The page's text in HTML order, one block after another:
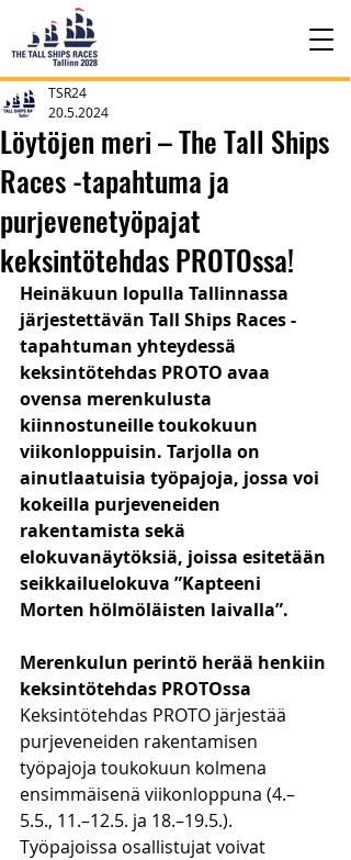
Löytöjen meri – The Tall Ships
Races -tapahtuma ja
purjevenetyöpajat
keksintötehdas PROTOssa!
TSR24
20.5.2024
Heinäkuun lopulla Tallinnassa
järjestettävän Tall Ships Races -
tapahtuman yhteydessä
keksintötehdas PROTO avaa
ovensa merenkulusta
kiinnostuneille toukokuun
viikonloppuisin. Tarjolla on
ainutlaatuisia työpajoja, jossa voi
kokeilla purjeveneiden
rakentamista sekä
elokuvanäytöksiä, joissa esitetään
seikkailuelokuva ”Kapteeni
Morten hölmöläisten laivalla”.
Merenkulun perintö herää henkiin
keksintötehdas PROTOssa
Keksintötehdas PROTO järjestää
purjeveneiden rakentamisen
työpajoja toukokuun kolmena
ensimmäisenä viikonloppuna (4.–
5.5., 11.–12.5. ja 18.–19.5.).
Työpajoissa osallistujat voivat